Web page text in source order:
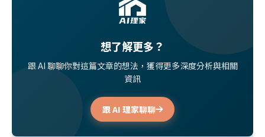
想了解更多？
跟 AI 聊聊你對這篇文章的想法，獲得更多深度分析與相關
資訊
跟 AI 理家聊聊